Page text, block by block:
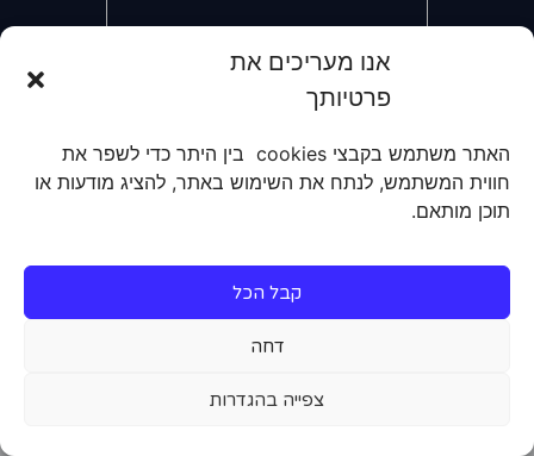
אנו מעריכים את
פרטיותך
האתר משתמש בקבצי cookies בין היתר כדי לשפר את
חווית המשתמש, לנתח את השימוש באתר, להציג מודעות או
תוכן מותאם.
קבל הכל
דחה
צפייה בהגדרות
אני מאשר/ת את מסירת הפרטים
קבלת מידע על מוצרים, שירותים, מועדון
לקוחות. אני מודע/ת שאוכל לבטל את
הרישום שלי בכל עת ושעל מסירת הפרטים